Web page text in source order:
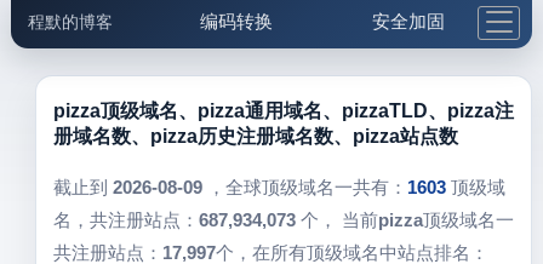
程默的博客 编码转换 安全加固
邮件工具 生活便民 更多工具
5.1支付宝大红包
pizza顶级域名、pizza通用域名、pizzaTLD、pizza注
册域名数、pizza历史注册域名数、pizza站点数
截止到 2026-08-09，全球顶级域名一共有： 1603 顶级域
名，共注册站点： 687,934,073 个， 当前pizza顶级域名一
共注册站点： 17,997个，在所有顶级域名中站点排名：